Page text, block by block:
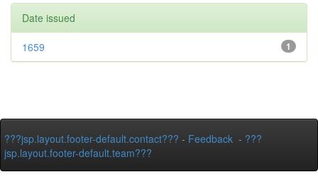
Date issued
1
1659
???jsp.layout.footer-default.contact??? - Feedback - ???
jsp.layout.footer-default.team???